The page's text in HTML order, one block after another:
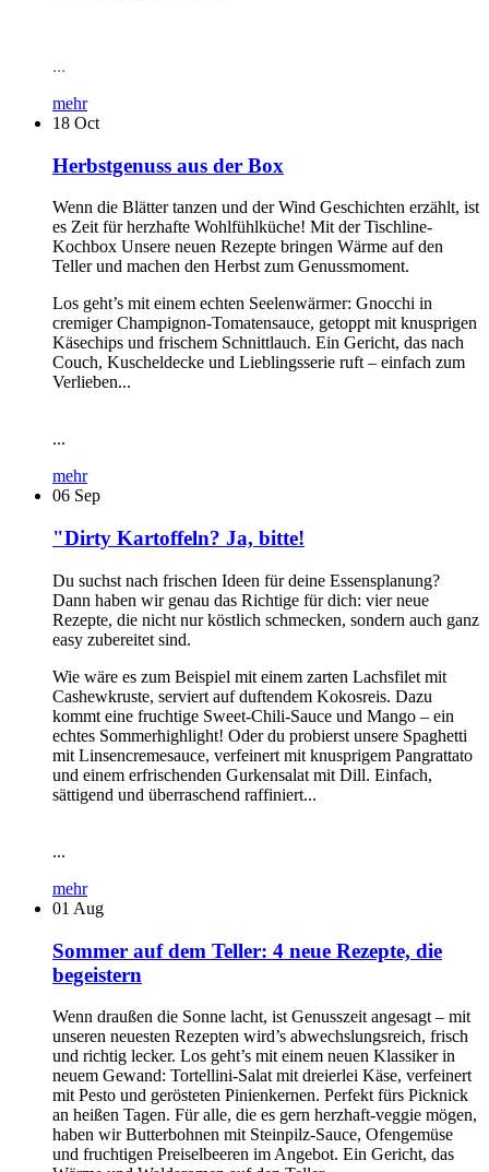
...
mehr
18 Oct
Herbstgenuss aus der Box
Wenn die Blätter tanzen und der Wind Geschichten erzählt, ist
es Zeit für herzhafte Wohlfühlküche! Mit der Tischline-
Kochbox Unsere neuen Rezepte bringen Wärme auf den
Teller und machen den Herbst zum Genussmoment.
Los geht’s mit einem echten Seelenwärmer: Gnocchi in
cremiger Champignon-Tomatensauce, getoppt mit knusprigen
Käsechips und frischem Schnittlauch. Ein Gericht, das nach
Couch, Kuscheldecke und Lieblingsserie ruft – einfach zum
Verlieben...
...
mehr
06 Sep
"Dirty Kartoffeln? Ja, bitte!
Du suchst nach frischen Ideen für deine Essensplanung?
Dann haben wir genau das Richtige für dich: vier neue
Rezepte, die nicht nur köstlich schmecken, sondern auch ganz
easy zubereitet sind.
Wie wäre es zum Beispiel mit einem zarten Lachsfilet mit
Cashewkruste, serviert auf duftendem Kokosreis. Dazu
kommt eine fruchtige Sweet-Chili-Sauce und Mango – ein
echtes Sommerhighlight! Oder du probierst unsere Spaghetti
mit Linsencremesauce, verfeinert mit knusprigem Pangrattato
und einem erfrischenden Gurkensalat mit Dill. Einfach,
sättigend und überraschend raffiniert...
...
mehr
01 Aug
Sommer auf dem Teller: 4 neue Rezepte, die
begeistern
Wenn draußen die Sonne lacht, ist Genusszeit angesagt – mit
unseren neuesten Rezepten wird’s abwechslungsreich, frisch
und richtig lecker. Los geht’s mit einem neuen Klassiker in
neuem Gewand: Tortellini-Salat mit dreierlei Käse, verfeinert
mit Pesto und gerösteten Pinienkernen. Perfekt fürs Picknick
an heißen Tagen. Für alle, die es gern herzhaft-veggie mögen,
haben wir Butterbohnen mit Steinpilz-Sauce, Ofengemüse
und fruchtigen Preiselbeeren im Angebot. Ein Gericht, das